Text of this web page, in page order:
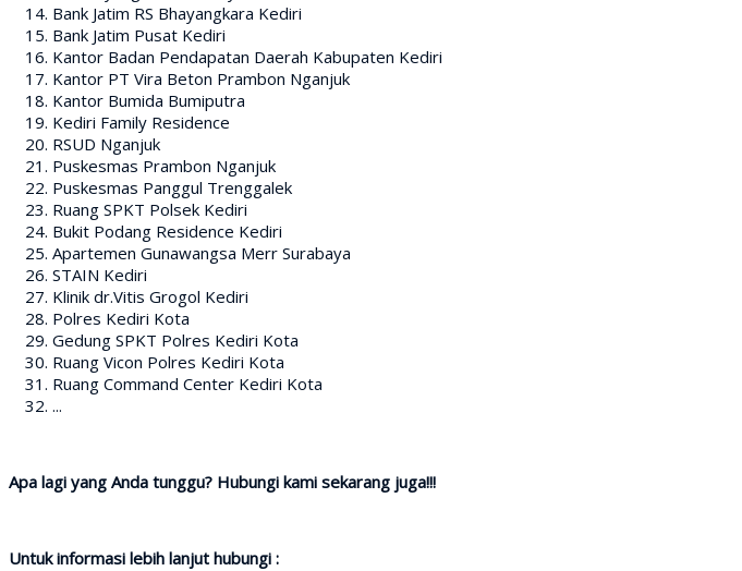
Bank Jatim RS Bhayangkara Kediri
Bank Jatim Pusat Kediri
Kantor Badan Pendapatan Daerah Kabupaten Kediri
Kantor PT Vira Beton Prambon Nganjuk
Kantor Bumida Bumiputra
Kediri Family Residence
RSUD Nganjuk
Puskesmas Prambon Nganjuk
Puskesmas Panggul Trenggalek
Ruang SPKT Polsek Kediri
Bukit Podang Residence Kediri
Apartemen Gunawangsa Merr Surabaya
STAIN Kediri
Klinik dr.Vitis Grogol Kediri
Polres Kediri Kota
Gedung SPKT Polres Kediri Kota
Ruang Vicon Polres Kediri Kota
Ruang Command Center Kediri Kota
...
Apa lagi yang Anda tunggu? Hubungi kami sekarang juga!!!
Untuk informasi lebih lanjut hubungi :